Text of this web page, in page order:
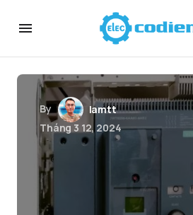
By
lamtt
Tháng 3 12, 2024